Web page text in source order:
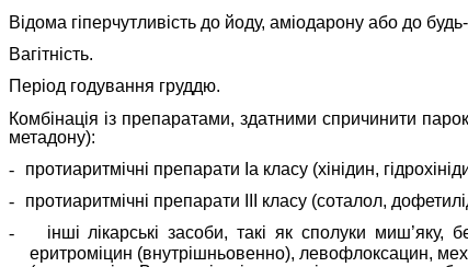
Відома гіперчутливість до йоду, аміодарону або до
Вагітність.
Період годування груддю.
Комбінація із препаратами, здатними спричинити
метадону):
-
протиаритмічні препарати Іа класу (хінідин,
-
протиаритмічні препарати ІІІ класу (соталол,
-
інші лікарські засоби, такі як сполуки миш’яку,
еритроміцин (внутрішньовенно), левофлоксацин,